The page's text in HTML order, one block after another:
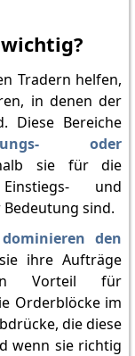
Tradern helfen,
in denen der
Diese Bereiche
oder
sie für die
und
sind.
den
ihre Aufträge
Vorteil für
Orderblöcke im
die diese
wenn sie richtig